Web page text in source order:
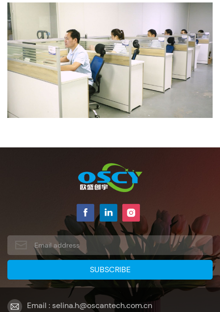
Email : selina.h@oscantech.com.cn